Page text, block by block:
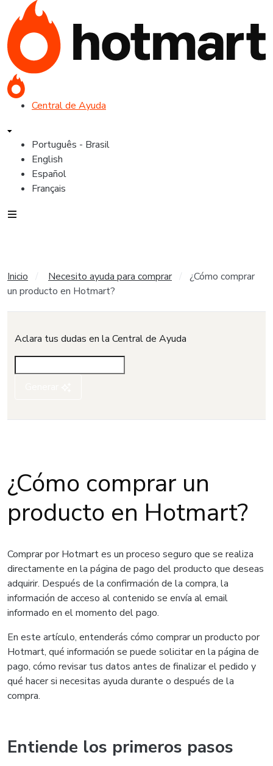
Central de Ayuda
Português - Brasil
English
Español
Français
Inicio Necesito ayuda para comprar
¿Cómo comprar
un producto en Hotmart?
Aclara tus dudas en la Central de Ayuda
¿Cómo comprar un
producto en Hotmart?
Comprar por Hotmart es un proceso seguro que se realiza
directamente en la página de pago del producto que deseas
adquirir. Después de la confirmación de la compra, la
información de acceso al contenido se envía al email
informado en el momento del pago.
En este artículo, entenderás cómo comprar un producto por
Hotmart, qué información se puede solicitar en la página de
pago, cómo revisar tus datos antes de finalizar el pedido y
qué hacer si necesitas ayuda durante o después de la
compra.
Entiende los primeros pasos